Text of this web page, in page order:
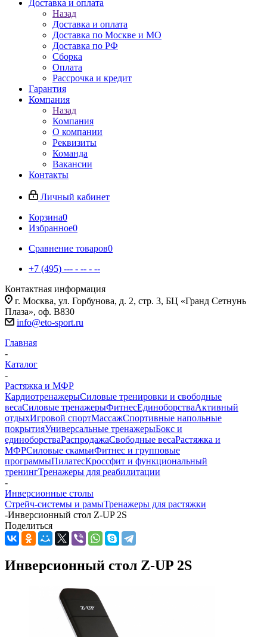
Доставка и оплата
Назад
Доставка и оплата
Доставка по Москве и МО
Доставка по РФ
Сборка
Оплата
Рассрочка и кредит
Гарантия
Компания
Назад
Компания
О компании
Реквизиты
Команда
Вакансии
Контакты
Личный кабинет
Корзина0
Избранное0
Сравнение товаров0
+7 (495) --- - -- - --
Контактная информация
г. Москва, ул. Горбунова, д. 2, стр. 3, БЦ «Гранд Сетнунь
Плаза», оф. В830
info@eto-sport.ru
Главная
-
Каталог
-
Растяжка и МФР
КардиотренажерыСиловые тренировки и свободные
весаСиловые тренажерыФитнесЕдиноборстваАктивный
отдыхИгровой спортМассажСпортивные напольные
покрытияУниверсальные тренажерыБокс и
единоборстваРаспродажаСвободные весаРастяжка и
МФРСиловые скамьиФитнес и групповые
программыПилатесКроссфит и функциональный
тренингТренажеры для реабилитации
-
Инверсионные столы
Стрейч-системы и рамыТренажеры для растяжки
-Инверсионный стол Z-UP 2S
Поделиться
Инверсионный стол Z-UP 2S